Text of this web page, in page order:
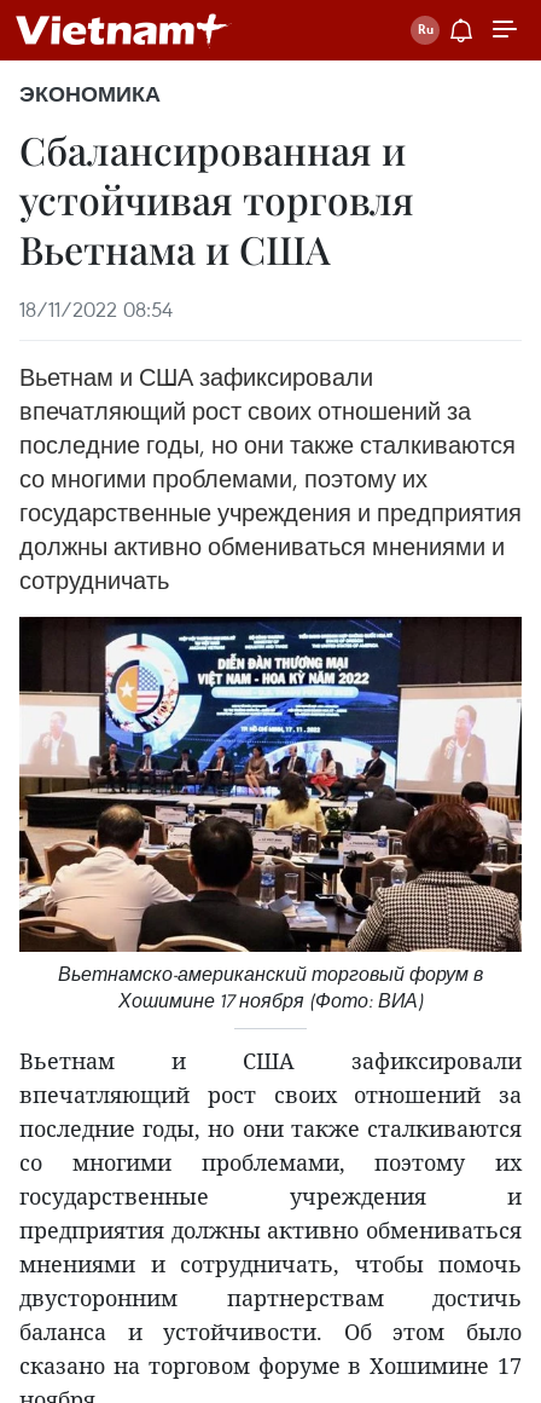
ЭКОНОМИКА
Сбалансированная и
устойчивая торговля
Вьетнама и США
18/11/2022 08:54
Вьетнам и США зафиксировали
впечатляющий рост своих отношений за
последние годы, но они также сталкиваются
со многими проблемами, поэтому их
государственные учреждения и предприятия
должны активно обмениваться мнениями и
сотрудничать
Вьетнамско-американский торговый форум в
Хошимине 17 ноября (Фото: ВИА)
Вьетнам и США зафиксировали
впечатляющий рост своих отношений за
последние годы, но они также сталкиваются
со многими проблемами, поэтому их
государственные учреждения и
предприятия должны активно обмениваться
мнениями и сотрудничать, чтобы помочь
двусторонним партнерствам достичь
баланса и устойчивости. Об этом было
сказано на торговом форуме в Хошимине 17